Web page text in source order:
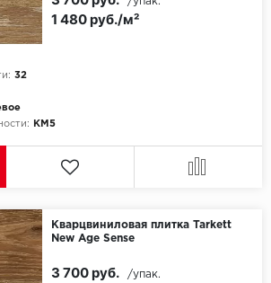
32
КМ5
1 480 руб./м²
Кварцвиниловая плитка Tarkett
New Age Sense
3 700 руб. /упак.